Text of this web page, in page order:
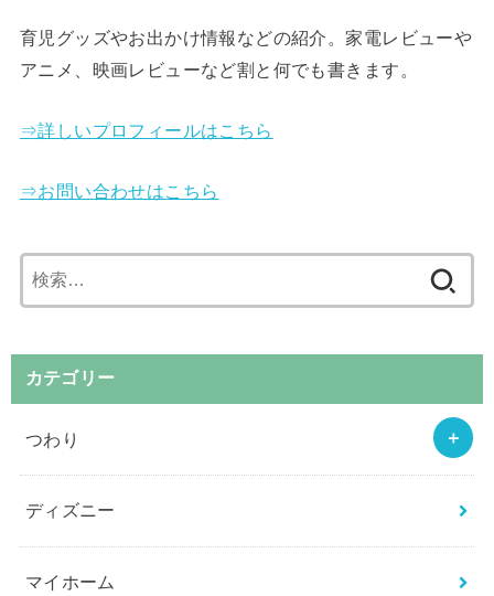
育児グッズやお出かけ情報などの紹介。家電レビューや
アニメ、映画レビューなど割と何でも書きます。
⇒詳しいプロフィールはこちら
⇒お問い合わせはこちら
索:
カテゴリー
つわり
ディズニー
マイホーム